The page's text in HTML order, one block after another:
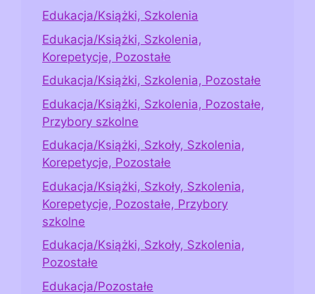
Edukacja/Książki, Szkolenia
Edukacja/Książki, Szkolenia,
Korepetycje, Pozostałe
Edukacja/Książki, Szkolenia, Pozostałe
Edukacja/Książki, Szkolenia, Pozostałe,
Przybory szkolne
Edukacja/Książki, Szkoły, Szkolenia,
Korepetycje, Pozostałe
Edukacja/Książki, Szkoły, Szkolenia,
Korepetycje, Pozostałe, Przybory
szkolne
Edukacja/Książki, Szkoły, Szkolenia,
Pozostałe
Edukacja/Pozostałe